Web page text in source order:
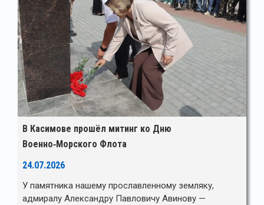
В Касимове прошёл митинг ко Дню
Военно‑Морского Флота
24.07.2026
У памятника нашему прославленному земляку,
адмиралу Александру Павловичу Авинову —